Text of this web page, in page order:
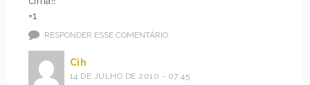
=1
RESPONDER ESSE COMENTÁRIO
Cih
14 DE JULHO DE 2010 - 07:45